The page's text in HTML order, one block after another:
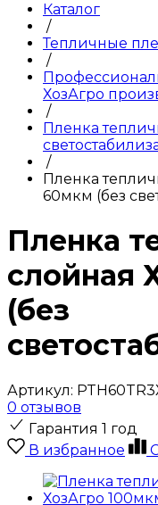
Каталог
/
Тепличные
/
ХозАгро
/
Пленка
/
Пленка
60мкм (без
Пленка
слойная
(без
Артикул:
0 отзывов
Гарантия 1 год
В избранное